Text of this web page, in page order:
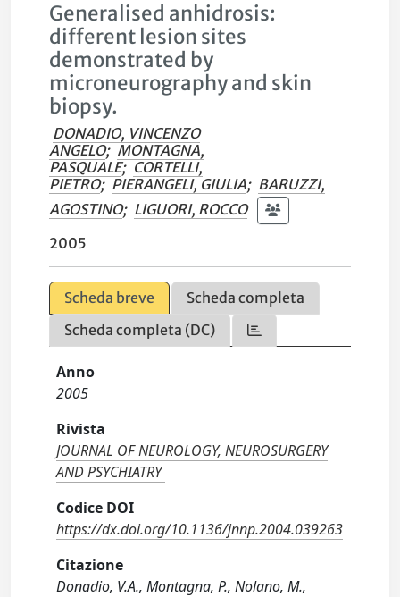
Generalised anhidrosis:
different lesion sites
demonstrated by
microneurography and skin
biopsy.
DONADIO, VINCENZO
ANGELO; MONTAGNA,
PASQUALE; CORTELLI,
PIETRO; PIERANGELI, GIULIA; BARUZZI,
AGOSTINO; LIGUORI, ROCCO
2005
Scheda breve
Scheda completa
Scheda completa (DC)
Anno
2005
Rivista
JOURNAL OF NEUROLOGY, NEUROSURGERY
AND PSYCHIATRY
Codice DOI
https://dx.doi.org/10.1136/jnnp.2004.039263
Citazione
Donadio, V.A., Montagna, P., Nolano, M.,